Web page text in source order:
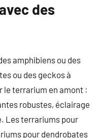
des
amphibiens ou des
ou des geckos à
le terrarium en amont :
robustes, éclairage
Les terrariums pour
pour dendrobates